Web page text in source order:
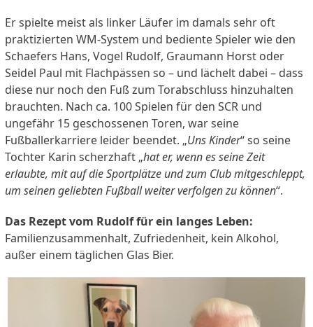
Er spielte meist als linker Läufer im damals sehr oft
praktizierten WM-System und bediente Spieler wie den
Schaefers Hans, Vogel Rudolf, Graumann Horst oder
Seidel Paul mit Flachpässen so – und lächelt dabei – dass
diese nur noch den Fuß zum Torabschluss hinzuhalten
brauchten. Nach ca. 100 Spielen für den SCR und
ungefähr 15 geschossenen Toren, war seine
Fußballerkarriere leider beendet. „Uns Kinder“ so seine
Tochter Karin scherzhaft „hat er, wenn es seine Zeit
erlaubte, mit auf die Sportplätze und zum Club mitgeschleppt,
um seinen geliebten Fußball weiter verfolgen zu können“.
Das Rezept vom Rudolf für ein langes Leben:
Familienzusammenhalt, Zufriedenheit, kein Alkohol,
außer einem täglichen Glas Bier.